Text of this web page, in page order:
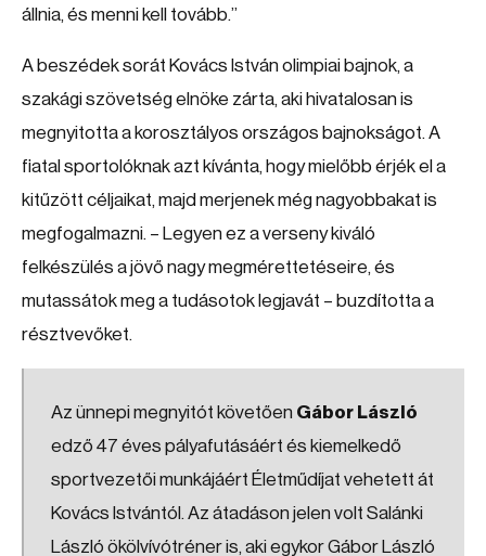
állnia, és menni kell tovább.”
A beszédek sorát Kovács István olimpiai bajnok, a
szakági szövetség elnöke zárta, aki hivatalosan is
megnyitotta a korosztályos országos bajnokságot. A
fiatal sportolóknak azt kívánta, hogy mielőbb érjék el a
kitűzött céljaikat, majd merjenek még nagyobbakat is
megfogalmazni. – Legyen ez a verseny kiváló
felkészülés a jövő nagy megmérettetéseire, és
mutassátok meg a tudásotok legjavát – buzdította a
résztvevőket.
Az ünnepi megnyitót követően Gábor László
edző 47 éves pályafutásáért és kiemelkedő
sportvezetői munkájáért Életműdíjat vehetett át
Kovács Istvántól. Az átadáson jelen volt Salánki
László ökölvívótréner is, aki egykor Gábor László